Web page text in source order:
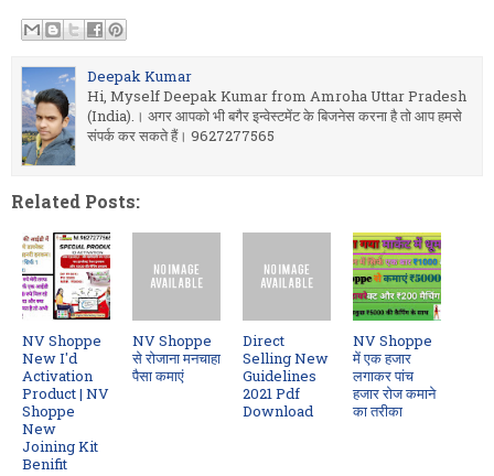
Deepak Kumar
Hi, Myself Deepak Kumar from Amroha Uttar Pradesh
(India).। अगर आपको भी बगैर इन्वेस्टमेंट के बिजनेस करना है तो आप हमसे
संपर्क कर सकते हैं। 9627277565
Related Posts:
NV Shoppe
New I'd
Activation
Product | NV
Shoppe
New
Joining Kit
Benifit
NV Shoppe
से रोजाना मनचाहा
पैसा कमाएं
Direct
Selling New
Guidelines
2021 Pdf
Download
NV Shoppe
में एक हजार
लगाकर पांच
हजार रोज कमाने
का तरीका